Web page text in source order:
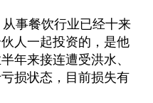
事餐饮行业已经十来
人一起投资的，是他
年来接连遭受洪水、
损状态，目前损失有